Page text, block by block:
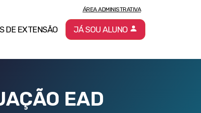
DE EXTENSÃO
ÁREA ADMINISTRATIVA
JÁ SOU ALUNO
EAD